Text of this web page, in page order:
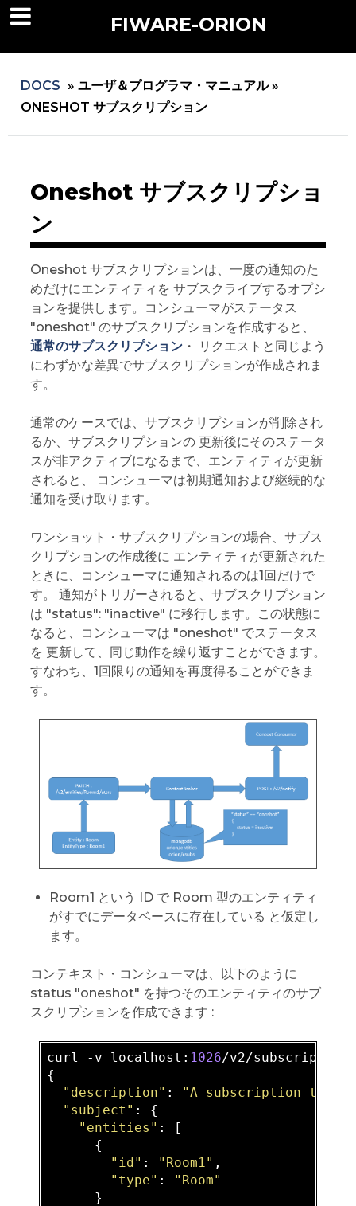
FIWARE-ORION
DOCS » ユーザ＆プログラマ・マニュアル »
ONESHOT サブスクリプション
Oneshot サブスクリプショ
ン
Oneshot サブスクリプションは、一度の通知のた
めだけにエンティティを サブスクライブするオプシ
ョンを提供します。コンシューマがステータス
"oneshot" のサブスクリプションを作成すると、
通常のサブスクリプション・ リクエストと同じよう
にわずかな差異でサブスクリプションが作成されま
す。
通常のケースでは、サブスクリプションが削除され
るか、サブスクリプションの 更新後にそのステータ
スが非アクティブになるまで、エンティティが更新
されると、 コンシューマは初期通知および継続的な
通知を受け取ります。
ワンショット・サブスクリプションの場合、サブス
クリプションの作成後に エンティティが更新された
ときに、コンシューマに通知されるのは1回だけで
す。 通知がトリガーされると、サブスクリプション
は "status": "inactive" に移行します。この状態に
なると、コンシューマは "oneshot" でステータス
を 更新して、同じ動作を繰り返すことができます。
すなわち、1回限りの通知を再度得ることができま
す。
Room1 という ID で Room 型のエンティティ
がすでにデータベースに存在している と仮定し
ます。
コンテキスト・コンシューマは、以下のように
status "oneshot" を持つそのエンティティのサブ
スクリプションを作成できます :
curl - v localhost : 1026/v2/subscriptions
{
"description" :
"A subscription to get
"subject" : {
"entities" : [
      {
"id" : "Room1" ,
"type" :
"Room"
      }